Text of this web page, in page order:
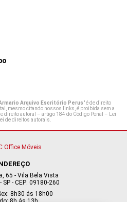
Arquivo Escritório Perus" é de direito
mesmo citando nossos links, é proibida sem a
direito autoral – artigo 184 do Código Penal – Lei
de direitos autorais.
65 - Vila Bela Vista
SP - CEP: 09180-260
8h30 ás 18h00